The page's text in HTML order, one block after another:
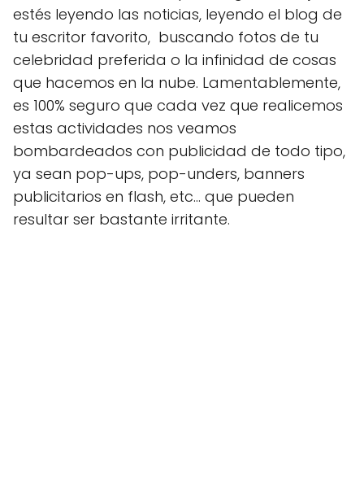
estés leyendo las noticias, leyendo el blog de
tu escritor favorito, buscando fotos de tu
celebridad preferida o la infinidad de cosas
que hacemos en la nube. Lamentablemente,
es 100% seguro que cada vez que realicemos
estas actividades nos veamos
bombardeados con publicidad de todo tipo,
ya sean pop-ups, pop-unders, banners
publicitarios en flash, etc... que pueden
resultar ser bastante irritante.